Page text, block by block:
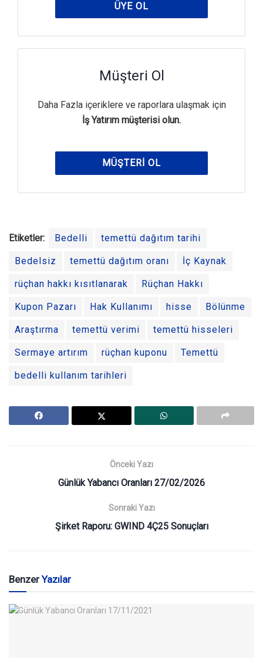
ÜYE OL
Müşteri Ol
Daha Fazla içeriklere ve raporlara ulaşmak için
İş Yatırım müşterisi olun.
MÜŞTERI OL
Etiketler: Bedelli temettü dağıtım tarihi
Bedelsiz temettü dağıtım oranı İç Kaynak
rüçhan hakkı kısıtlanarak Rüçhan Hakkı
Kupon Pazarı Hak Kullanımı hisse Bölünme
Araştırma temettü verimi temettü hisseleri
Sermaye artırım rüçhan kuponu Temettü
bedelli kullanım tarihleri
Önceki Yazı
Günlük Yabancı Oranları 27/02/2026
Sonraki Yazı
Şirket Raporu: GWIND 4Ç25 Sonuçları
BenzerYazılar